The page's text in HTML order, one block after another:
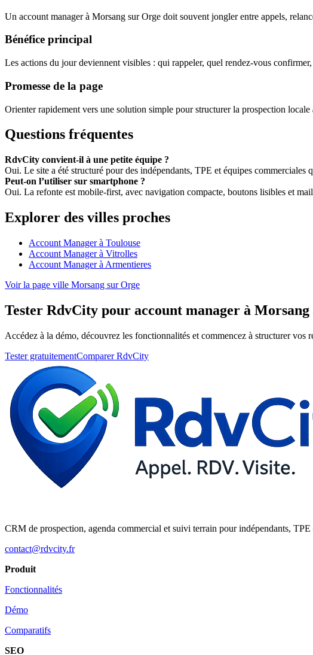
Un account manager à Morsang sur Orge doit souvent jongler entre appels,
Bénéfice principal
Les actions du jour deviennent visibles : qui rappeler, quel rendez-vous
Promesse de la page
Orienter rapidement vers une solution simple pour structurer la prospection locale
Questions fréquentes
RdvCity convient-il à une petite équipe ?
Oui. Le site a été structuré pour des indépendants, TPE et équipes
Peut-on l’utiliser sur smartphone ?
Oui. La refonte est mobile-first, avec navigation compacte, boutons lisibles et
Explorer des villes proches
Account Manager à Toulouse
Account Manager à Vitrolles
Account Manager à Armentieres
Voir la page ville Morsang sur Orge
Tester RdvCity pour account manager à
Accédez à la démo, découvrez les fonctionnalités et commencez à structurer vos
Tester gratuitementComparer RdvCity
CRM de prospection, agenda commercial et suivi terrain pour indépendants, TPE
contact@rdvcity.fr
Produit
Fonctionnalités
Démo
Comparatifs
SEO